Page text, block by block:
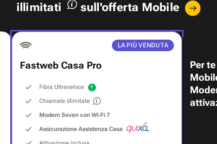
illimitati
sull'offerta Mobile
LA PIÙ VENDUTA
Fastweb Casa Pro
Fibra Ultraveloce
Chiamate illimitate
Modem Seven con Wi‑Fi 7
Assicurazione Assistenza Casa
Per